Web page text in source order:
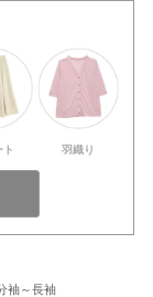
ト 羽織り
袖～長袖